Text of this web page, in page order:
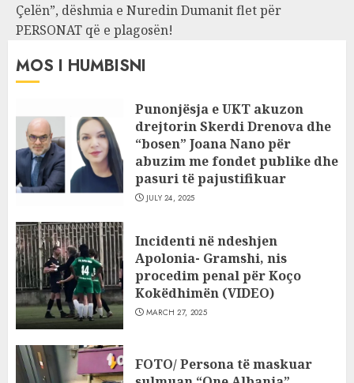
Çelën”, dëshmia e Nuredin Dumanit flet për
PERSONAT që e plagosën!
MOS I HUMBISNI
Punonjësja e UKT akuzon
drejtorin Skerdi Drenova dhe
“bosen” Joana Nano për
abuzim me fondet publike dhe
pasuri të pajustifikuar
JULY 24, 2025
Incidenti në ndeshjen
Apolonia- Gramshi, nis
procedim penal për Koço
Kokëdhimën (VIDEO)
MARCH 27, 2025
FOTO/ Persona të maskuar